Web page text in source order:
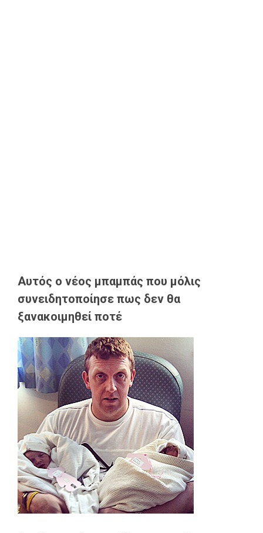
Αυτός ο νέος μπαμπάς που μόλις
συνειδητοποίησε πως δεν θα
ξανακοιμηθεί ποτέ